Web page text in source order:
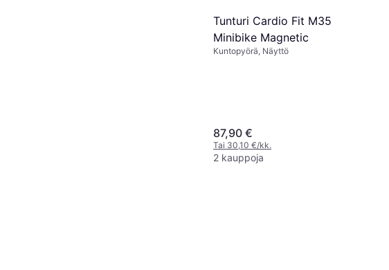
Tunturi Cardio Fit M35
Minibike Magnetic
Kuntopyörä, Näyttö
87,90 €
Tai 30,10 €/kk.
2 kauppoja